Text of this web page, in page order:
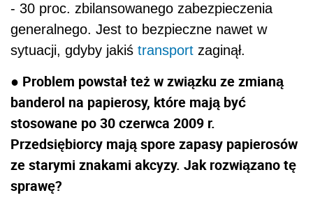
- 30 proc. zbilansowanego zabezpieczenia
generalnego. Jest to bezpieczne nawet w
sytuacji, gdyby jakiś transport zaginął.
● Problem powstał też w związku ze zmianą
banderol na papierosy, które mają być
stosowane po 30 czerwca 2009 r.
Przedsiębiorcy mają spore zapasy papierosów
ze starymi znakami akcyzy. Jak rozwiązano tę
sprawę?